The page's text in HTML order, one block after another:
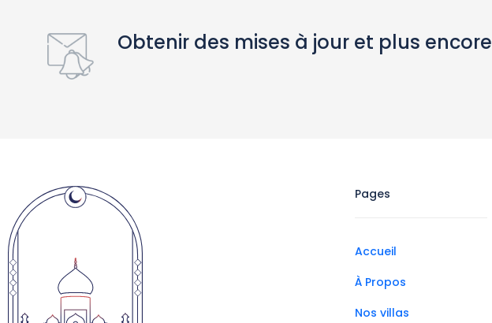
Obtenir des mises à jour et plus encore
Pages
Accueil
À Propos
Nos villas